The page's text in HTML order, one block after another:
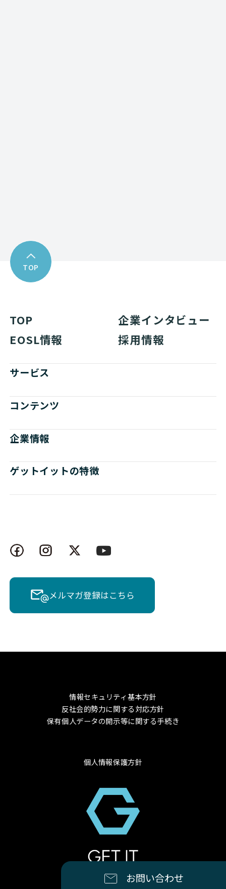
TOP
TOP
企業インタビュー
EOSL情報
採用情報
サービス
コンテンツ
企業情報
ゲットイットの特徴
メルマガ登録はこちら
お問い合わせ
情報セキュリティ基本方針
反社会的勢力に関する対応方針
保有個人データの開示等に関する手続き
個人情報保護方針